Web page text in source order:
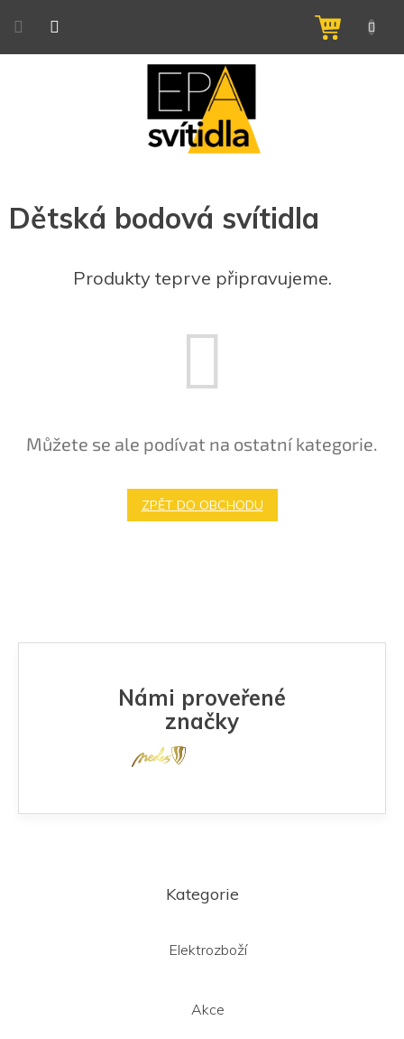
NÁKUPNÍ
KOŠÍK
Dětská bodová svítidla
Produkty teprve připravujeme.
Můžete se ale podívat na ostatní kategorie.
ZPĚT DO OBCHODU
Námi proveřené
značky
Kategorie
Elektrozboží
Akce